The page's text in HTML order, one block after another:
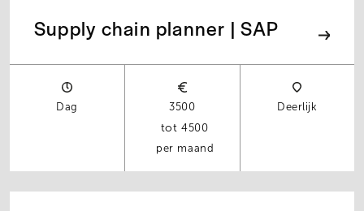
Supply chain planner | SAP
Dag
3500
4500
per maand
Deerlijk